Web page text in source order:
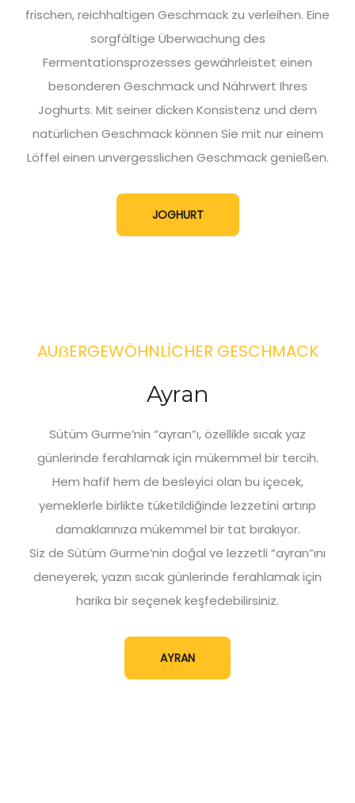
frischen, reichhaltigen Geschmack zu verleihen. Eine
sorgfältige Überwachung des
Fermentationsprozesses gewährleistet einen
besonderen Geschmack und Nährwert Ihres
Joghurts. Mit seiner dicken Konsistenz und dem
natürlichen Geschmack können Sie mit nur einem
Löffel einen unvergesslichen Geschmack genießen.
JOGHURT
AUẞERGEWÖHNLİCHER GESCHMACK
Ayran
Sütüm Gurme’nin “ayran”ı, özellikle sıcak yaz
günlerinde ferahlamak için mükemmel bir tercih.
Hem hafif hem de besleyici olan bu içecek,
yemeklerle birlikte tüketildiğinde lezzetini artırıp
damaklarınıza mükemmel bir tat bırakıyor.
Siz de Sütüm Gurme’nin doğal ve lezzetli “ayran”ını
deneyerek, yazın sıcak günlerinde ferahlamak için
harika bir seçenek keşfedebilirsiniz.
AYRAN